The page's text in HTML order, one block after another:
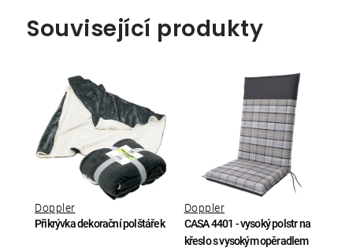
Související produkty
Přikrývka dekorační polštářek
Doppler
CASA 4401 - vysoký polstr na
křeslo s vysokým opěradlem
Doppler